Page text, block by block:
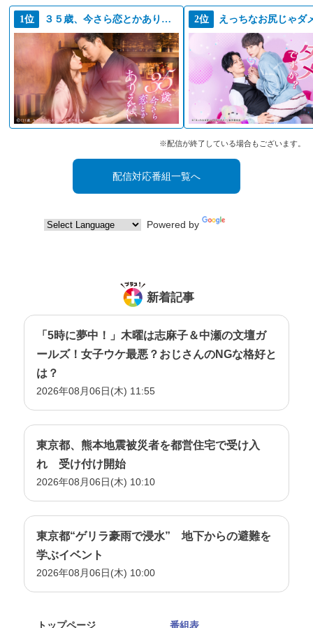
1位 ３５歳、今さら恋とかありえない 2位
※配信が終了している場合もございます。
配信対応番組一覧へ
Powered by
新着記事
「5時に夢中！」木曜は志麻子＆中瀬の文壇ガ
ールズ！女子ウケ最悪？おじさんのNGな格好と
は？
2026年08月06日(木) 11:55
東京都、熊本地震被災者を都営住宅で受け入
れ 受け付け開始
2026年08月06日(木) 10:10
東京都“ゲリラ豪雨で浸水” 地下からの避難を
学ぶイベント
2026年08月06日(木) 10:00
トップページ 番組表